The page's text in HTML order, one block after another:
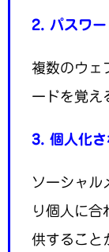
2. パスワー
複数のウェ
ードを覚え
3. 個人化
ソーシャル
り個人に合
供すること